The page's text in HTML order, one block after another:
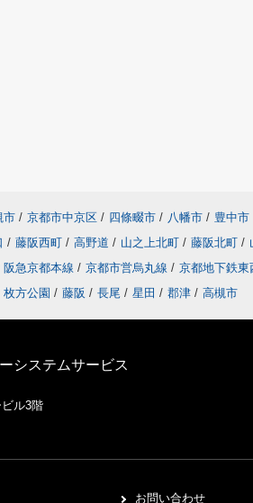
市 / 京都市中京区 / 四條畷市 / 八幡市 / 豊中市
/ 藤阪西町 / 高野道 / 山之上北町 / 藤阪北町 /
阪急京都本線 / 京都市営烏丸線 / 京都地下鉄東
枚方公園 / 藤阪 / 長尾 / 星田 / 郡津 / 高槻市
システムサービス
ル3階
お問い合わせ